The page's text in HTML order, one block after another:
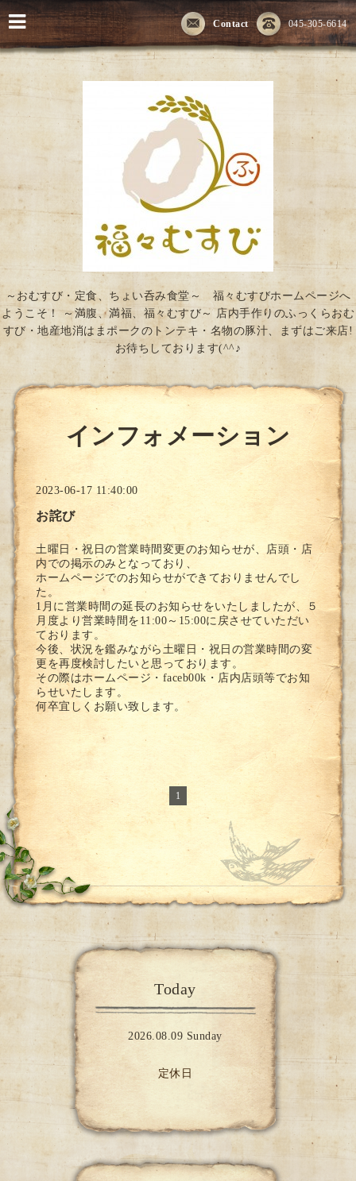
045-305-6614
Contact
～おむすび・定食、ちょい呑み食堂～ 福々むすびホームページへ
ようこそ！ ～満腹、満福、福々むすび～ 店内手作りのふっくらおむ
すび・地産地消はまポークのトンテキ・名物の豚汁、まずはご来店!
お待ちしております(^^♪
インフォメーション
2023-06-17 11:40:00
お詫び
土曜日・祝日の営業時間変更のお知らせが、店頭・店
内での掲示のみとなっており、
ホームページでのお知らせができておりませんでし
た。
1月に営業時間の延長のお知らせをいたしましたが、５
月度より営業時間を11:00～15:00に戻させていただい
ております。
今後、状況を鑑みながら土曜日・祝日の営業時間の変
更を再度検討したいと思っております。
その際はホームページ・faceb00k・店内店頭等でお知
らせいたします。
何卒宜しくお願い致します。
1
Today
2026.08.09 Sunday
定休日